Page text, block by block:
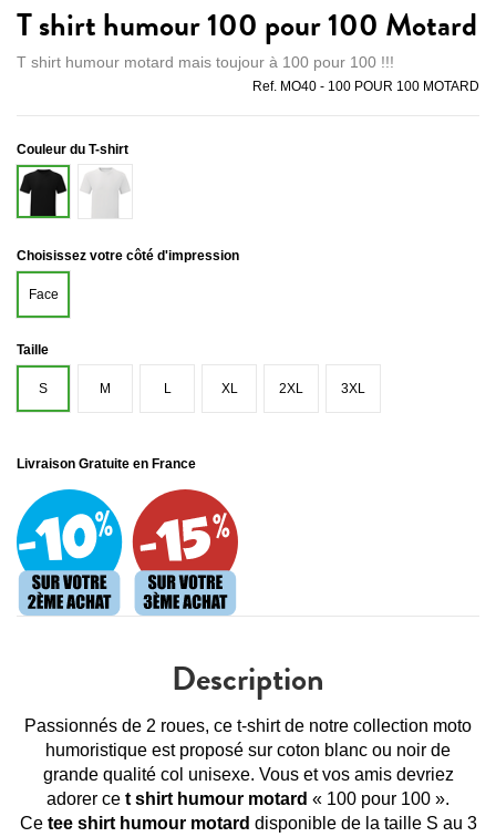
T shirt humour 100 pour 100 Motard
T shirt humour motard mais toujour à 100 pour 100 !!!
Ref. MO40 - 100 POUR 100 MOTARD
Couleur du T-shirt
Noir
Blanc
Choisissez votre côté d'impression
Face
Taille
S M L XL 2XL 3XL
Livraison Gratuite en France
Description
Passionnés de 2 roues, ce t-shirt de notre collection moto
humoristique est proposé sur coton blanc ou noir de
grande qualité col unisexe. Vous et vos amis devriez
adorer ce t shirt humour motard « 100 pour 100 ».
Ce tee shirt humour motard disponible de la taille S au 3